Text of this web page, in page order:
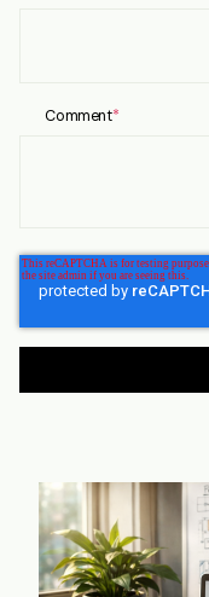
Comment*